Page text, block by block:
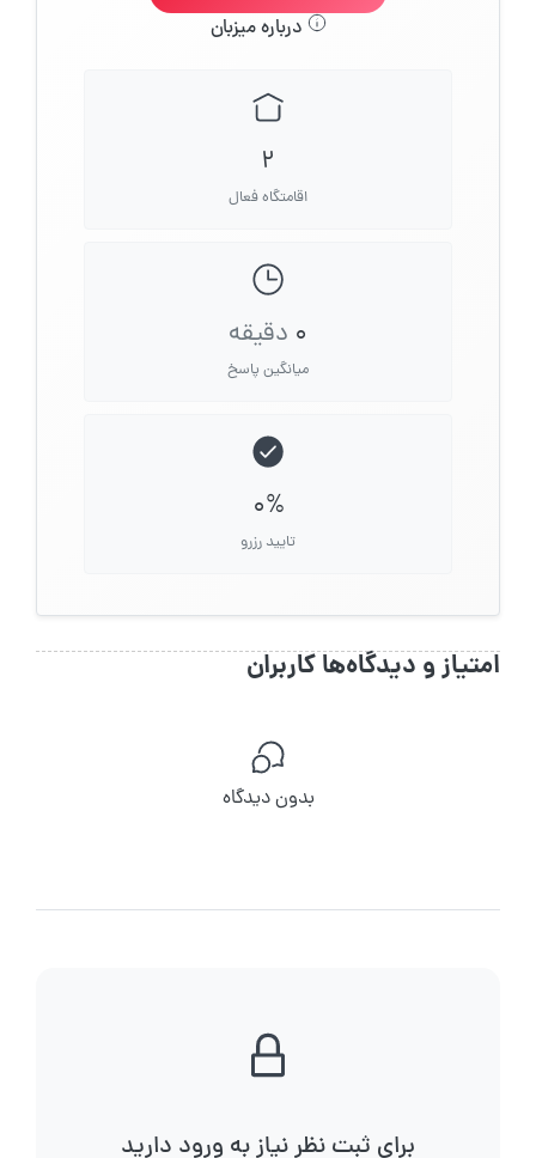
درباره میزبان
2
اقامتگاه فعال
0 دقیقه
میانگین پاسخ
0%
تایید رزرو
امتیاز و دیدگاه‌ها کاربران
بدون دیدگاه
برای ثبت نظر نیاز به ورود دارید